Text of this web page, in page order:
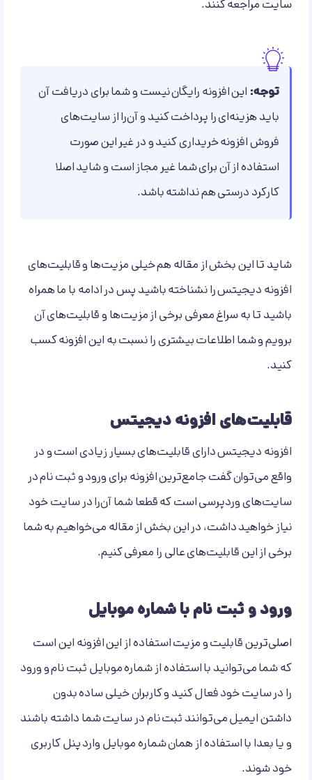
سایت مراجعه کنند.
توجه: این افزونه رایگان نیست و شما برای دریافت آن
باید هزینه‌ای را پرداخت کنید و آن‌را از سایت‌های
فروش افزونه خریداری کنید و در غیر این صورت
استفاده از آن برای شما غیر مجاز است و شاید اصلا
کارکرد درستی هم نداشته باشد.
شاید تا این بخش از مقاله هم خیلی مزیت‌ها و قابلیت‌های
افزونه دیجیتس را نشناخته باشید پس در ادامه با ما همراه
باشید تا به سراغ معرفی برخی از مزیت‌ها و قابلیت‌های آن
برویم و شما اطلاعات بیشتری را نسبت به این افزونه کسب
کنید.
قابلیت‌های افزونه دیجیتس
افزونه دیجیتس دارای قابلیت‌های بسیار زیادی است و در
واقع می‌توان گفت جامع‌ترین افزونه برای ورود و ثبت نام در
سایت‌های وردپرسی است که قطعا شما آن‌را در سایت خود
نیاز خواهید داشت، در این بخش از مقاله می‌خواهیم به شما
برخی از این قابلیت‌های عالی را معرفی کنیم.
ورود و ثبت نام با شماره موبایل
اصلی‌ترین قابلیت و مزیت استفاده از این افزونه این است
که شما می‌توانید با استفاده از شماره موبایل ثبت نام و ورود
را در سایت خود فعال کنید و کاربران خیلی ساده بدون
داشتن ایمیل می‌توانند ثبت نام در سایت شما داشته باشند
و یا بعدا با استفاده از همان شماره موبایل وارد پنل کاربری
خود شوند.